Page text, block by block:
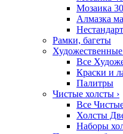
Мозаика
Алмазка
Рамки, багеты
Все
Краски и
Палитры
Чистые холсты ›
Все
Холсты
Наборы